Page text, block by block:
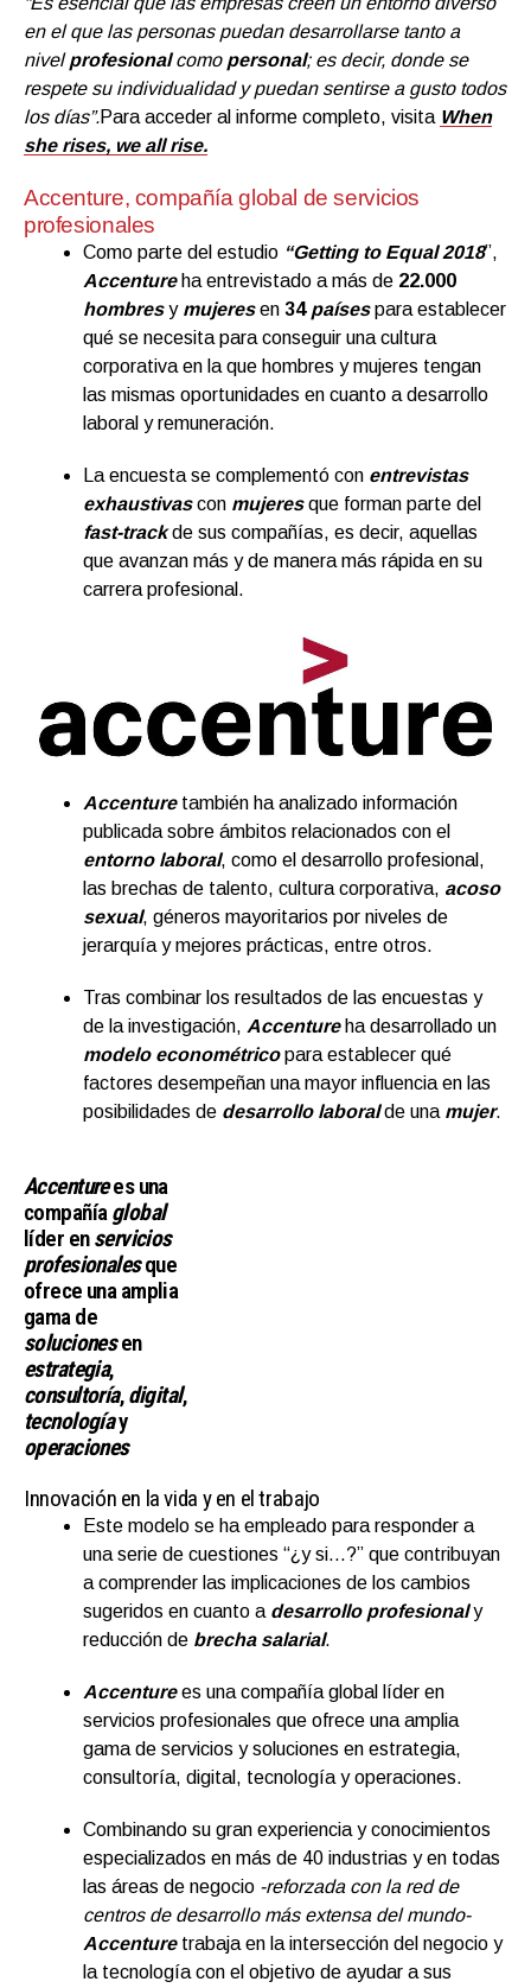
en el que las personas puedan desarrollarse tanto a
nivelprofesionalcomo personal; es decir, donde se
respete su individualidad y puedan sentirse a gusto todos
los días”.Para acceder al informe completo, visita When
she rises, we all rise.
Accenture, compañía global de servicios
profesionales
Como parte del estudio “Getting to Equal 2018”,
Accentureha entrevistado a más de 22.000
hombresy mujeresen 34 paísespara establecer
qué se necesita para conseguir una cultura
corporativa en la que hombres y mujeres tengan
las mismas oportunidades en cuanto a desarrollo
laboral y remuneración.
La encuesta se complementó con entrevistas
exhaustivas con mujeres que forman parte del
fast-trackde sus compañías, es decir, aquellas
que avanzan más y de manera más rápida en su
carrera profesional.
Accenturetambién ha analizado información
publicada sobre ámbitos relacionados con el
entorno laboral, como el desarrollo profesional,
las brechas de talento, cultura corporativa, acoso
sexual, géneros mayoritarios por niveles de
jerarquía y mejores prácticas, entre otros.
Tras combinar los resultados de las encuestas y
de la investigación, Accentureha desarrollado un
modelo econométricopara establecer qué
factores desempeñan una mayor influencia en las
posibilidades de desarrollo laboralde una mujer.
Accenturees una
compañíaglobal
líder enservicios
profesionalesque
ofrece una amplia
gama de
solucionesen
estrategia,
consultoría,digital,
tecnologíay
operaciones
Innovación en la vida y en el trabajo
Este modelo se ha empleado para responder a
una serie de cuestiones “¿y si…?” que contribuyan
a comprender las implicaciones de los cambios
sugeridos en cuanto a desarrollo profesionaly
reducción de brecha salarial.
Accenturees una compañía global líder en
servicios profesionales que ofrece una amplia
gama de servicios y soluciones en estrategia,
consultoría, digital, tecnología y operaciones.
Combinando su gran experiencia y conocimientos
especializados en más de 40 industrias y en todas
las áreas de negocio -reforzada con la red de
centros de desarrollo más extensa del mundo-
Accenturetrabaja en la intersección del negocio y
la tecnología con el objetivo de ayudar a sus